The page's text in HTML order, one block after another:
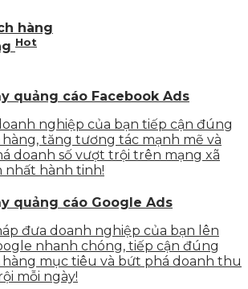
hàng
Hot
quảng cáo Facebook Ads
nghiệp của bạn tiếp cận đúng
hàng, tăng tương tác mạnh mẽ và
doanh số vượt trội trên mạng xã
nhất hành tinh!
quảng cáo Google Ads
đưa doanh nghiệp của bạn lên
nhanh chóng, tiếp cận đúng
hàng mục tiêu và bứt phá doanh thu
mỗi ngày!